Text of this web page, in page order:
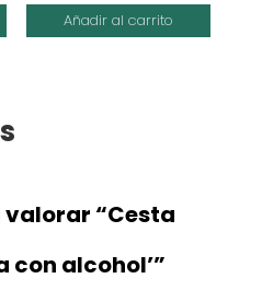
Añadir al carrito
valorar “Cesta
con alcohol’”